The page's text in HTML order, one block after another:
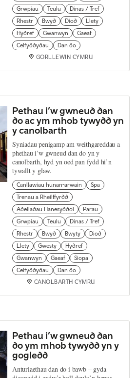
Grwpiau Teulu
Dinas / Tref
Rhestr
Bwyd Diod
Llety
Hydref
Gwanwyn
Gaeaf
Celfyddydau
Dan do
GORLLEWIN CYMRU
Pethau i’w gwneud dan
do ac ym mhob tywydd yn
y canolbarth
Syniadau penigamp am weithgareddau a
phethau i’w gwneud dan do yn y
canolbarth, hyd yn oed pan fydd hi’n
tywallt y glaw.
Canllawiau hunan-arwain
Spa
Trenau a Rheilffyrdd
Adeiladau Hanesyddol
Parau
Grwpiau
Teulu
Dinas / Tref
Rhestr
Bwyd Bwyty
Diod
Llety
Gwesty
Hydref
Gwanwyn
Gaeaf
Siopa
Celfyddydau
Dan do
CANOLBARTH CYMRU
Pethau i’w gwneud dan
do ym mhob tywydd yn y
gogledd
Anturiaethau dan do i bawb – gyda